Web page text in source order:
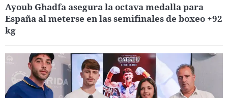
Ayoub Ghadfa asegura la octava medalla para
España al meterse en las semifinales de boxeo +92
kg